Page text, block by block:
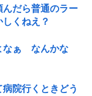
だら普通のラー
くねえ？
なぁ なんかな
院行くときどう